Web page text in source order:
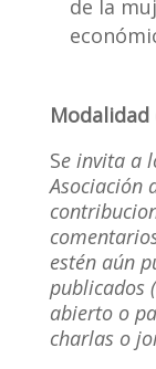
de la
Se invita a
Asociación
estén aún
publicados
abierto o
charlas o